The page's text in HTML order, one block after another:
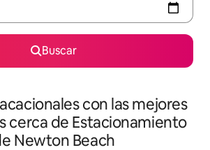
Buscar
con las mejores
cerca de Estacionamiento
Newton Beach